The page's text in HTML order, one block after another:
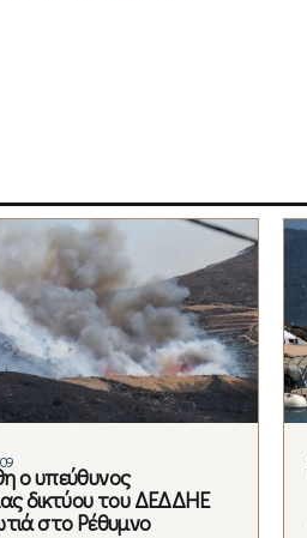
ο υπεύθυνος
δικτύου του ΔΕΔΔΗΕ
στο Ρέθυμνο